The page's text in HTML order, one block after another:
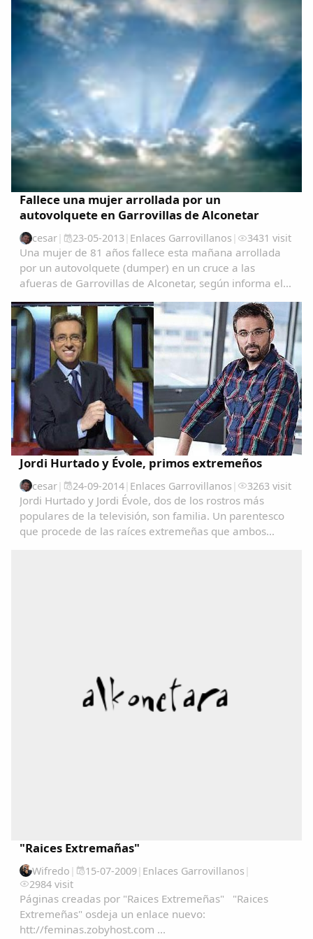
Fallece una mujer arrollada por un
autovolquete en Garrovillas de Alconetar
cesar| 23-05-2013| Enlaces Garrovillanos | 3431 visit
Una mujer de 81 años fallece esta mañana arrollada
por un autovolquete (dumper) en un cruce a las
afueras de Garrovillas de Alconetar, según informa el
servicio de emergencias 112 de Extremadura.El
accidente se ha producido a las 9.30 de la mañana
en...
Jordi Hurtado y Évole, primos extremeños
cesar| 24-09-2014| Enlaces Garrovillanos | 3263 visit
Jordi Hurtado y Jordi Évole, dos de los rostros más
populares de la televisión, son familia. Un parentesco
que procede de las raíces extremeñas que ambos
"Raices Extremañas"
Wifredo | 15-07-2009| Enlaces Garrovillanos |
2984 visit
Páginas creadas por "Raices Extremeñas" "Raices
Extremeñas" osdeja un enlace nuevo:
htt://feminas.zobyhost.com ...